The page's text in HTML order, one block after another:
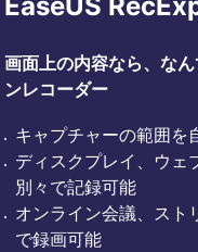
画面上の内容なら、な
ンレコーダー
キャプチャーの範囲を
ディスクプレイ、ウェ
別々で記録可能
オンライン会議、スト
で録画可能